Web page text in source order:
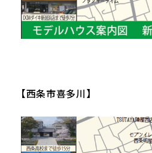
【西条市喜多川】